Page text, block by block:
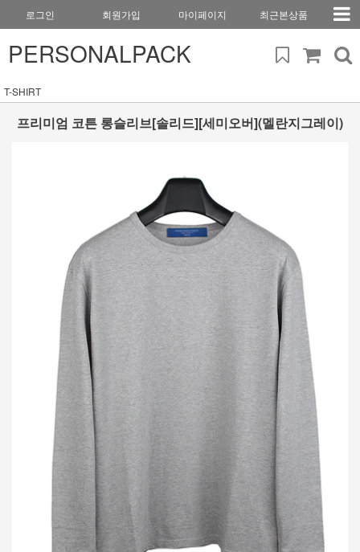
로그인 회원가입 마이페이지 최근본상품
PERSONALPACK
T-SHIRT
프리미엄 코튼 롱슬리브[솔리드][세미오버](멜란지그레이)